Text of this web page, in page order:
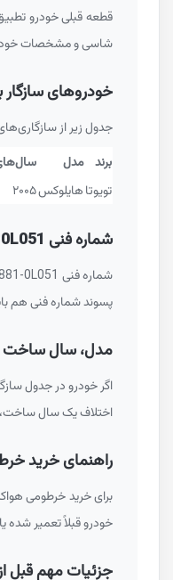
شاسی و مشخصات
خودروهای
جدول زیر از
برند مدل
تویوتا هایلوکس۲۰۰۵
شماره فنی
شماره فنی 0L051
پسوند شماره فنی هم
مدل، سال ساخت
اگر خودرو در جدول سازگاری
اختلاف یک سال ساخت،
راهنمای خرید
برای خرید خرطومی هواکش
خودرو قبلاً تعمیر شده
جزئیات مهم قبل